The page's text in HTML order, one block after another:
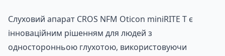
Слуховий апарат CROS NFM Oticon miniRITE T є
інноваційним рішенням для людей з
односторонньою глухотою, використовуючи